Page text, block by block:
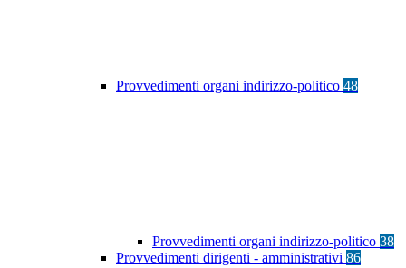
Provvedimenti organi indirizzo-politico 48
Provvedimenti organi indirizzo-politico 38
Provvedimenti dirigenti - amministrativi 86